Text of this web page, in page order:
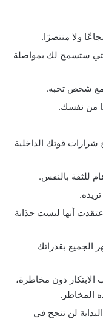
ولا منتصرًا.
ستسمح لك بمواصلة
شخص تحبه.
من نفسك.
قوتك الداخلية
للثقة بالنفس.
أنها ليست جذابة
الجميع بقدراتك
دون مخاطرة،
المخاطر.
لن تنجح في